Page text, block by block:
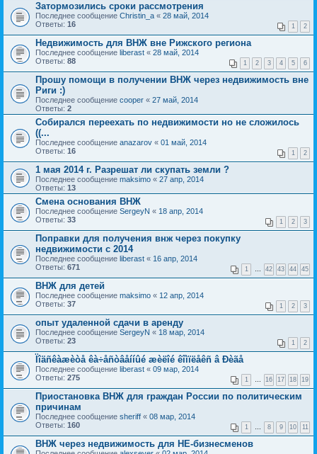
Затормозились сроки рассмотрения
Последнее сообщение Christin_a « 28 май, 2014
Ответы: 16 1 2
Недвижимость для ВНЖ вне Рижского региона
Последнее сообщение liberast « 28 май, 2014
Ответы: 88 1 2 3 4 5 6
Прошу помощи в получении ВНЖ через недвижимость вне
Риги :)
Последнее сообщение cooper « 27 май, 2014
Ответы: 2
Собирался переехать по недвижимости но не сложилось
((...
Последнее сообщение anazarov « 01 май, 2014
Ответы: 16 1 2
1 мая 2014 г. Разрешат ли скупать земли ?
Последнее сообщение maksimo « 27 апр, 2014
Ответы: 13
Смена основания ВНЖ
Последнее сообщение SergeyN « 18 апр, 2014
Ответы: 33 1 2 3
Поправки для получения внж через покупку
недвижимости с 2014
Последнее сообщение liberast « 16 апр, 2014
Ответы: 671 1 … 42 43 44 45
ВНЖ для детей
Последнее сообщение maksimo « 12 апр, 2014
Ответы: 37 1 2 3
опыт удаленной сдачи в аренду
Последнее сообщение SergeyN « 18 мар, 2014
Ответы: 23 1 2
Ïîäñêàæèòå êà÷åñòâåííûé æèëîé êîìïëåêñ â Ðèãå
Последнее сообщение liberast « 09 мар, 2014
Ответы: 275 1 … 16 17 18 19
Приостановка ВНЖ для граждан России по политическим
причинам
Последнее сообщение sheriff « 08 мар, 2014
Ответы: 160 1 … 8 9 10 11
ВНЖ через недвижимость для НЕ-бизнесменов